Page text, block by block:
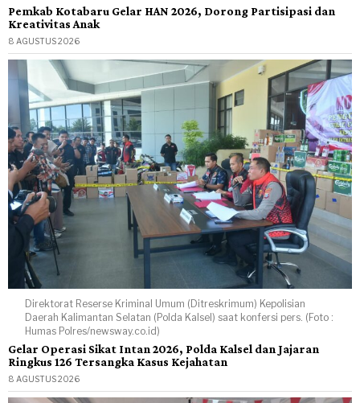
Pemkab Kotabaru Gelar HAN 2026, Dorong Partisipasi dan
Kreativitas Anak
8 AGUSTUS 2026
Direktorat Reserse Kriminal Umum (Ditreskrimum) Kepolisian
Daerah Kalimantan Selatan (Polda Kalsel) saat konfersi pers. (Foto :
Humas Polres/newsway.co.id)
Gelar Operasi Sikat Intan 2026, Polda Kalsel dan Jajaran
Ringkus 126 Tersangka Kasus Kejahatan
8 AGUSTUS 2026